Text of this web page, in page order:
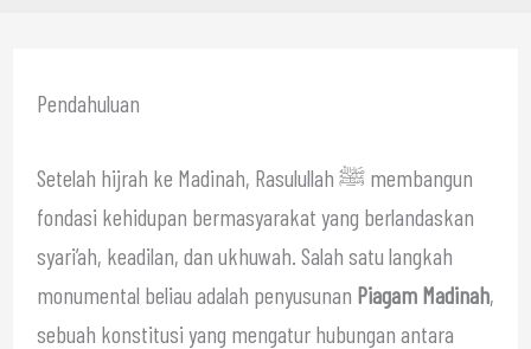
Pendahuluan
Setelah hijrah ke Madinah, Rasulullah ﷺ membangun
fondasi kehidupan bermasyarakat yang berlandaskan
syari’ah, keadilan, dan ukhuwah. Salah satu langkah
monumental beliau adalah penyusunan Piagam Madinah,
sebuah konstitusi yang mengatur hubungan antara